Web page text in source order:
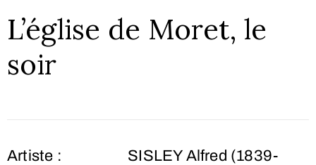
L’église de Moret, le
soir
Artiste :
SISLEY Alfred (1839-